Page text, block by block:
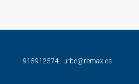
915912574 | urbe@remax.es